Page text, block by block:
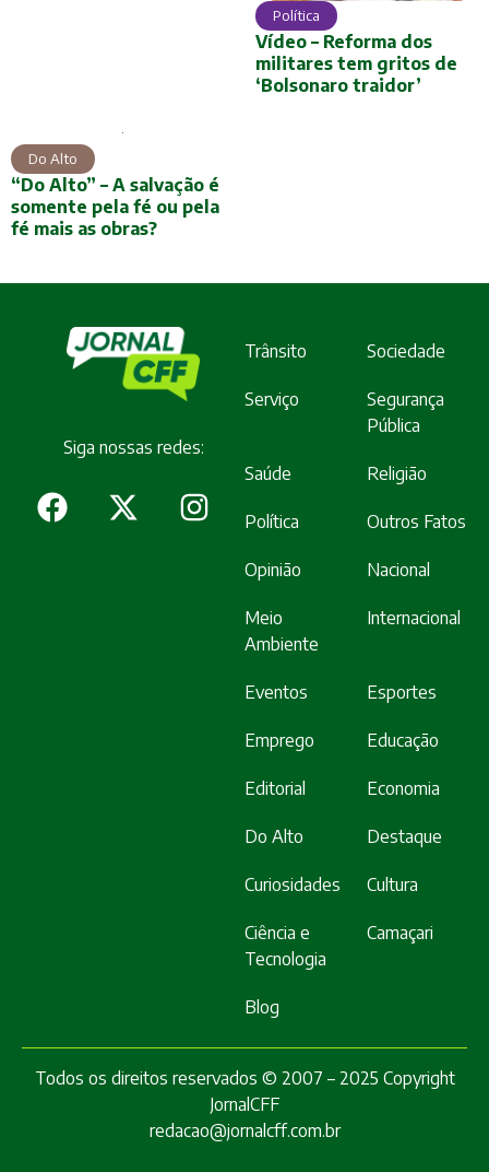
Política
Vídeo – Reforma dos
militares tem gritos de
‘Bolsonaro traidor’
Do Alto
“Do Alto” – A salvação é
somente pela fé ou pela
fé mais as obras?
Siga nossas redes:
Trânsito Sociedade
Serviço
Segurança
Pública
Saúde Religião
Política Outros Fatos
Opinião Nacional
Meio
Ambiente
Internacional
Eventos Esportes
Emprego Educação
Editorial Economia
Do Alto Destaque
Curiosidades Cultura
Ciência e
Tecnologia
Camaçari
Blog
Todos os direitos reservados © 2007 – 2025 Copyright
JornalCFF
redacao@jornalcff.com.br